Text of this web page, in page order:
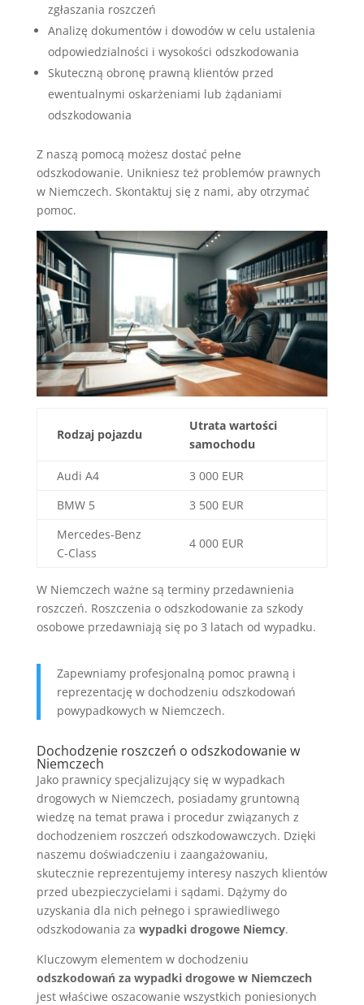
zgłaszania roszczeń
Analizę dokumentów i dowodów w celu ustalenia
odpowiedzialności i wysokości odszkodowania
Skuteczną obronę prawną klientów przed
ewentualnymi oskarżeniami lub żądaniami
odszkodowania
Z naszą pomocą możesz dostać pełne
odszkodowanie. Unikniesz też problemów prawnych
w Niemczech. Skontaktuj się z nami, aby otrzymać
pomoc.
Rodzaj pojazdu
Utrata wartości
samochodu
Audi A4
3 000 EUR
BMW 5
3 500 EUR
Mercedes-Benz
C-Class
4 000 EUR
W Niemczech ważne są terminy przedawnienia
roszczeń. Roszczenia o odszkodowanie za szkody
osobowe przedawniają się po 3 latach od wypadku.
Zapewniamy profesjonalną pomoc prawną i
reprezentację w dochodzeniu odszkodowań
powypadkowych w Niemczech.
Dochodzenie roszczeń o odszkodowanie w
Niemczech
Jako prawnicy specjalizujący się w wypadkach
drogowych w Niemczech, posiadamy gruntowną
wiedzę na temat prawa i procedur związanych z
dochodzeniem roszczeń odszkodowawczych. Dzięki
naszemu doświadczeniu i zaangażowaniu,
skutecznie reprezentujemy interesy naszych klientów
przed ubezpieczycielami i sądami. Dążymy do
uzyskania dla nich pełnego i sprawiedliwego
odszkodowania za wypadki drogowe Niemcy.
Kluczowym elementem w dochodzeniu
odszkodowań za wypadki drogowe w Niemczech
jest właściwe oszacowanie wszystkich poniesionych